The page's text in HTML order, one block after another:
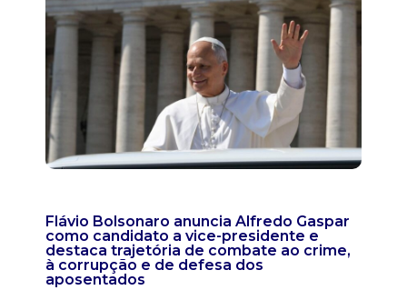
Flávio Bolsonaro anuncia Alfredo Gaspar
como candidato a vice-presidente e
destaca trajetória de combate ao crime,
à corrupção e de defesa dos
aposentados